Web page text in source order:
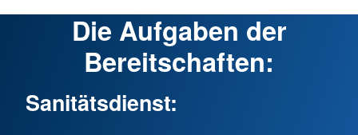
Die Aufgaben der
Bereitschaften:
Sanitätsdienst: